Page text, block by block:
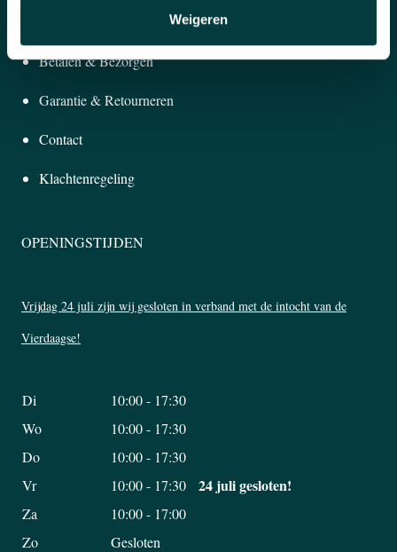
Weigeren
Betalen & Bezorgen
Garantie & Retourneren
Contact
Klachtenregeling
OPENINGSTIJDEN
Vrijdag 24 juli zijn wij gesloten in verband met de intocht van de
Vierdaagse!
Di
10:00 - 17:30
Wo
10:00 - 17:30
Do
10:00 - 17:30
Vr
10:00 - 17:30 24 juli gesloten!
Za
10:00 - 17:00
Zo
Gesloten